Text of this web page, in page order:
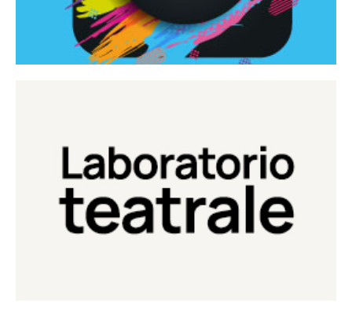
Laboratorio Teatrale
Laboratorio di teatro del Teatro Eduardo de Filippo
Continua